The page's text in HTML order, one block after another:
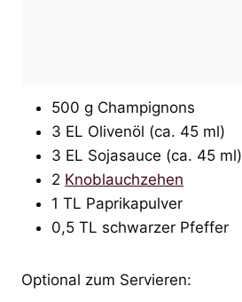
500 g Champignons
3 EL Olivenöl (ca. 45 ml)
3 EL Sojasauce (ca. 45 ml)
2 Knoblauchzehen
1 TL Paprikapulver
0,5 TL schwarzer Pfeffer
Optional zum Servieren: